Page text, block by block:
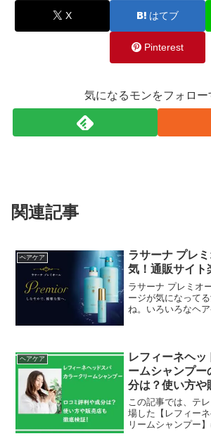
X はてブ
Pinterest
気になるモンをフォロー
関連記事
ヘアケア
ラサーナ プレ
気！通販サイト
ラサーナ プレミオ
ージが気になって
ね。いろいろなヘ
レミオールが人気
らご紹介します。
報もまとめてみま
てください。
ヘアケア
レフィーネヘッ
ームシャンプー
分は？使い方や
証！
この記事では、テ
場した【レフィー
リームシャンプー